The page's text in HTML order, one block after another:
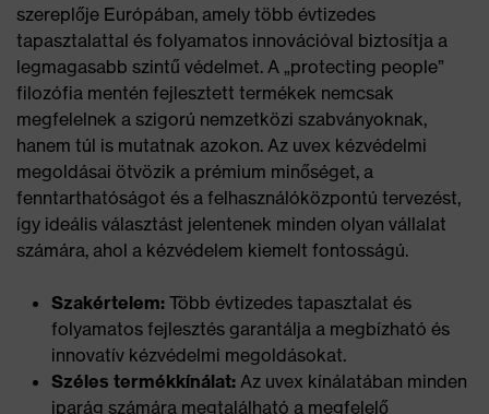
szereplője Európában, amely több évtizedes
tapasztalattal és folyamatos innovációval biztosítja a
legmagasabb szintű védelmet. A „protecting people”
filozófia mentén fejlesztett termékek nemcsak
megfelelnek a szigorú nemzetközi szabványoknak,
hanem túl is mutatnak azokon. Az uvex kézvédelmi
megoldásai ötvözik a prémium minőséget, a
fenntarthatóságot és a felhasználóközpontú tervezést,
így ideális választást jelentenek minden olyan vállalat
számára, ahol a kézvédelem kiemelt fontosságú.
Szakértelem: Több évtizedes tapasztalat és
folyamatos fejlesztés garantálja a megbízható és
innovatív kézvédelmi megoldásokat.
Széles termékkínálat: Az uvex kínálatában minden
iparág számára megtalálható a megfelelő